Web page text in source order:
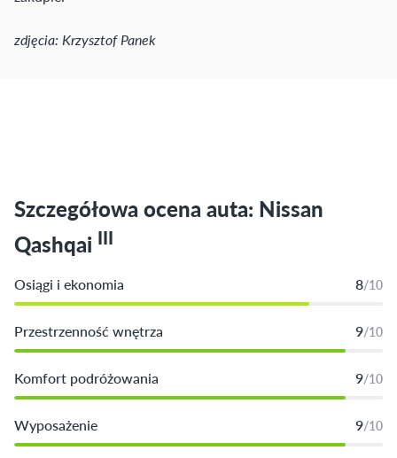
zdjęcia: Krzysztof Panek
Szczegółowa ocena auta: Nissan
Qashqai III
Osiągi i ekonomia 8/10
Przestrzenność wnętrza 9/10
Komfort podróżowania 9/10
Wyposażenie 9/10